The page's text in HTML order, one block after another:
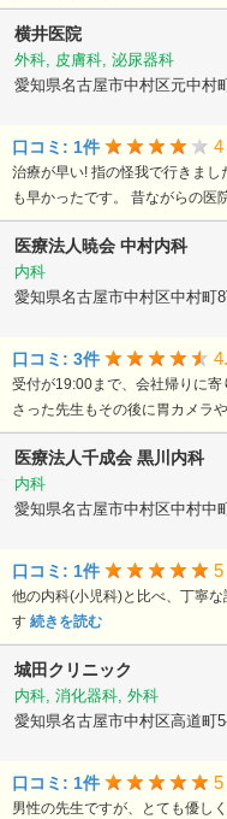
横井医院
外科, 皮膚科, 泌尿器科
愛知県名古屋市中村区元中村
口コミ: 1件 4
治療が早い! 指の怪我で行きまし
も早かったです。 昔ながらの医
医療法人暁会 中村内科
内科
愛知県名古屋市中村区中村町
口コミ: 3件
受付が19:00まで、会社帰りに
さった先生もその後に胃カメラ
医療法人千成会 黒川内科
内科
愛知県名古屋市中村区中村中
口コミ: 1件 5
他の内科(小児科)と比べ、丁寧
す 続きを読む
城田クリニック
内科, 消化器科, 外科
愛知県名古屋市中村区高道町
口コミ: 1件 5
男性の先生ですが、とても優し